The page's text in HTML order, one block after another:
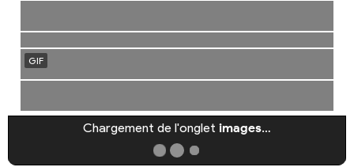
Chargement de l'onglet images…